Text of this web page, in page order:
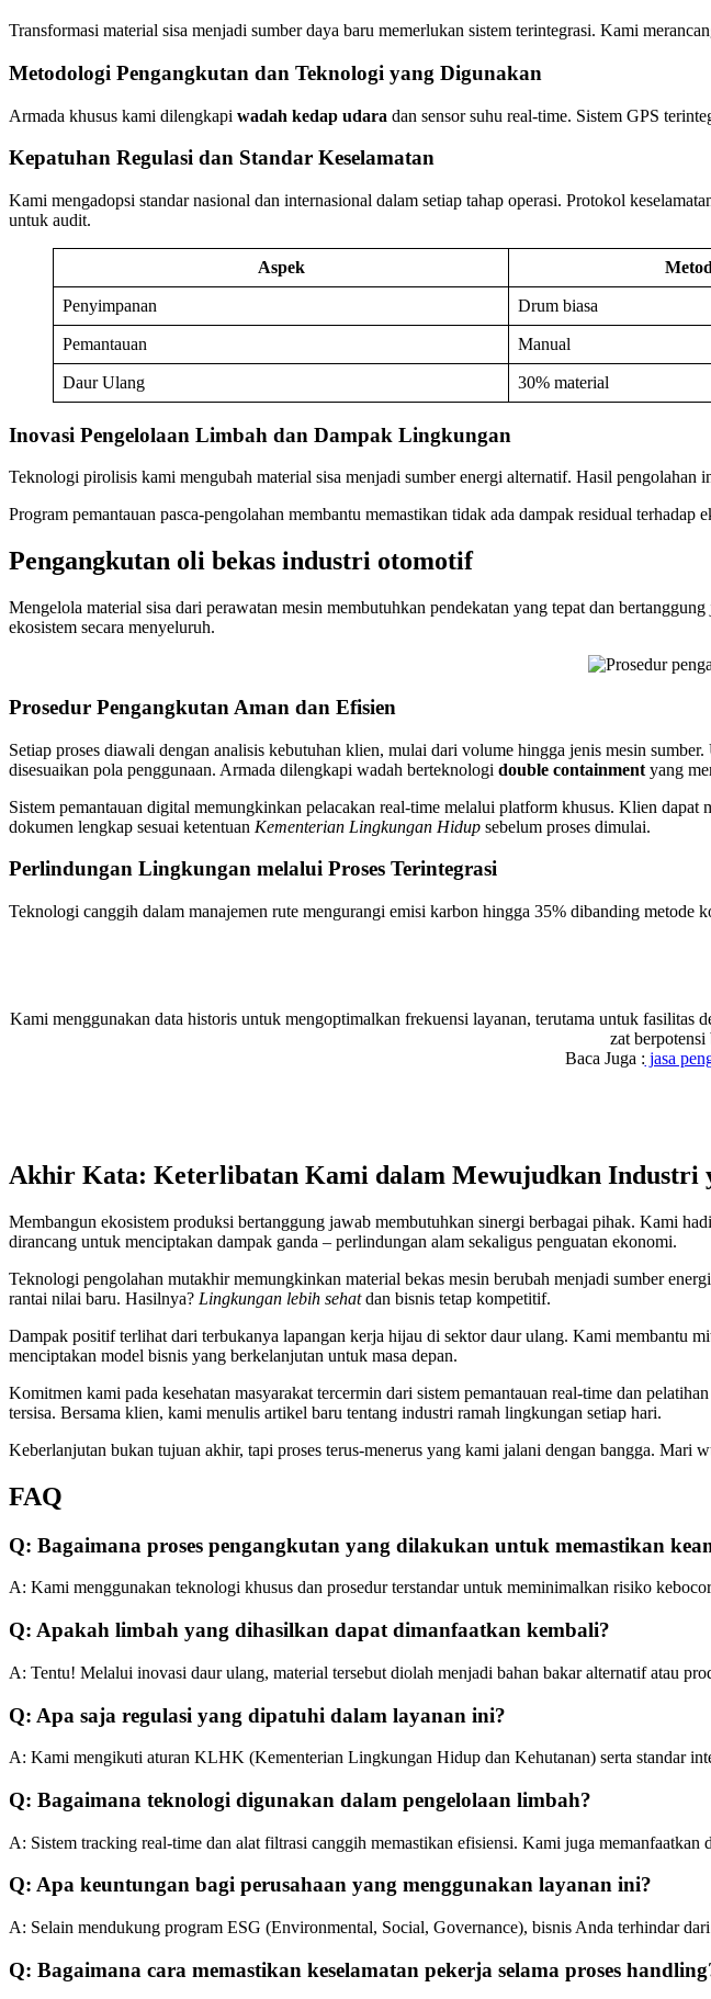
Transformasi material sisa menjadi sumber daya baru memerlukan sistem terintegrasi. Kami
Metodologi Pengangkutan dan Teknologi yang Digunakan
Armada khusus kami dilengkapi wadah kedap udara dan sensor suhu real-time. Sistem GPS
Kepatuhan Regulasi dan Standar Keselamatan
Kami mengadopsi standar nasional dan internasional dalam setiap tahap operasi. Protokol
untuk audit.
Aspek
Penyimpanan Drum biasa
Pemantauan Manual
Daur Ulang 30% material
Inovasi Pengelolaan Limbah dan Dampak Lingkungan
Teknologi pirolisis kami mengubah material sisa menjadi sumber energi alternatif. Hasil
Program pemantauan pasca-pengolahan membantu memastikan tidak ada dampak residual
Pengangkutan oli bekas industri otomotif
Mengelola material sisa dari perawatan mesin membutuhkan pendekatan yang tepat dan
ekosistem secara menyeluruh.
Prosedur Pengangkutan Aman dan Efisien
Setiap proses diawali dengan analisis kebutuhan klien, mulai dari volume hingga jenis mesin
disesuaikan pola penggunaan. Armada dilengkapi wadah berteknologi double containment yang
Sistem pemantauan digital memungkinkan pelacakan real-time melalui platform khusus. Klien
dokumen lengkap sesuai ketentuan Kementerian Lingkungan Hidup sebelum proses dimulai.
Perlindungan Lingkungan melalui Proses Terintegrasi
Teknologi canggih dalam manajemen rute mengurangi emisi karbon hingga 35% dibanding
Kami menggunakan data historis untuk mengoptimalkan frekuensi layanan, terutama untuk
zat
Baca Juga : jasa
Akhir Kata: Keterlibatan Kami dalam Mewujudkan Industri
Membangun ekosistem produksi bertanggung jawab membutuhkan sinergi berbagai pihak. Kami
dirancang untuk menciptakan dampak ganda – perlindungan alam sekaligus penguatan ekonomi.
Teknologi pengolahan mutakhir memungkinkan material bekas mesin berubah menjadi sumber
rantai nilai baru. Hasilnya? Lingkungan lebih sehatdan bisnis tetap kompetitif.
Dampak positif terlihat dari terbukanya lapangan kerja hijau di sektor daur ulang. Kami membantu
menciptakan model bisnis yang berkelanjutan untuk masa depan.
Komitmen kami pada kesehatan masyarakat tercermin dari sistem pemantauan real-time dan
tersisa. Bersama klien, kami menulis artikel baru tentang industri ramah lingkungan setiap hari.
Keberlanjutan bukan tujuan akhir, tapi proses terus-menerus yang kami jalani dengan bangga. Mari
FAQ
Q: Bagaimana proses pengangkutan yang dilakukan untuk memastikan
A: Kami menggunakan teknologi khusus dan prosedur terstandar untuk meminimalkan risiko
Q: Apakah limbah yang dihasilkan dapat dimanfaatkan kembali?
A: Tentu! Melalui inovasi daur ulang, material tersebut diolah menjadi bahan bakar alternatif atau
Q: Apa saja regulasi yang dipatuhi dalam layanan ini?
A: Kami mengikuti aturan KLHK (Kementerian Lingkungan Hidup dan Kehutanan) serta standar
Q: Bagaimana teknologi digunakan dalam pengelolaan limbah?
A: Sistem tracking real-time dan alat filtrasi canggih memastikan efisiensi. Kami juga
Q: Apa keuntungan bagi perusahaan yang menggunakan layanan ini?
A: Selain mendukung program ESG (Environmental, Social, Governance), bisnis Anda terhindar
Q: Bagaimana cara memastikan keselamatan pekerja selama proses